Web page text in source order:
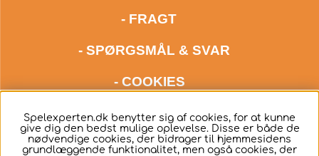
- FRAGT
- SPØRGSMÅL & SVAR
- COOKIES
kontakt os meget gerne via mail på adressen
hello@spelexperten.com
Spelexperten.dk benytter sig af cookies, for at kunne
give dig den bedst mulige oplevelse. Disse er både de
nødvendige cookies, der bidrager til hjemmesidens
grundlæggende funktionalitet, men også cookies, der